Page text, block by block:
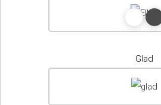
Glad